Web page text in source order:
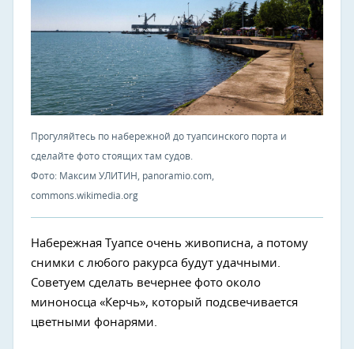
Прогуляйтесь по набережной до туапсинского порта и
сделайте фото стоящих там судов.
Фото: Максим УЛИТИН, panoramio.com,
commons.wikimedia.org
Набережная Туапсе очень живописна, а потому
снимки с любого ракурса будут удачными.
Советуем сделать вечернее фото около
миноносца «Керчь», который подсвечивается
цветными фонарями.